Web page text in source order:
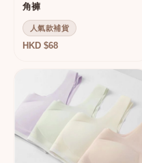
角褲
人氣款補貨
HKD $68